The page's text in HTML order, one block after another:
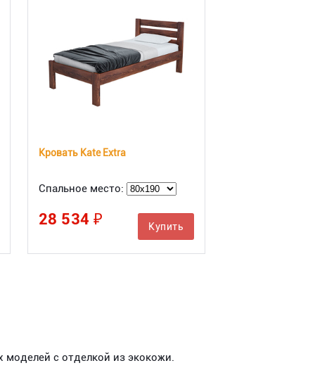
Кровать Kate Extra
Спальное место:
28 534 ₽ Купить
с отделкой из экокожи.